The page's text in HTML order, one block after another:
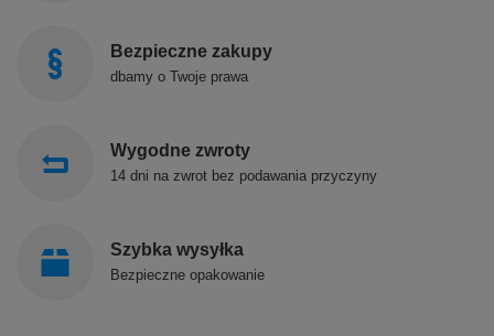
Bezpieczne zakupy
dbamy o Twoje prawa
Wygodne zwroty
14 dni na zwrot bez podawania przyczyny
Szybka wysyłka
Bezpieczne opakowanie